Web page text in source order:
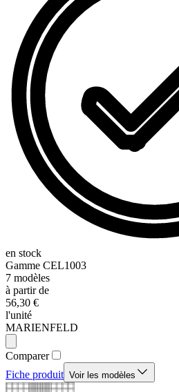
en stock
Gamme CEL1003
7 modèles
à partir de
56,30 €
l'unité
MARIENFELD
Comparer
Fiche produit Voir les modèles